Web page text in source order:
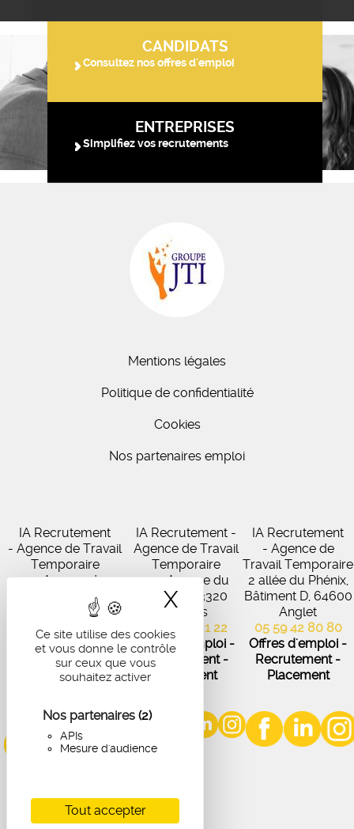
Ce site utilise des cookies
et vous donne le contrôle
sur ceux que vous
souhaitez activer
Nos partenaires (2)
APIs
Mesure d'audience
Tout accepter
X Masquer le
CANDIDATS
Consultez nos offres d'emploi
ENTREPRISES
Simplifiez vos recrutements
Mentions légales
Politique de confidentialité
Cookies
Nos partenaires emploi
IA Recrutement
- Agence de Travail
Temporaire
27 Avenue de
Virecourt, 33370
Artigues-près-
Bordeaux
05 56 67 48 57
Offres d'emploi -
Recrutement -
IA Recrutement -
Agence de Travail
Temporaire
102 Avenue du
Médoc, 33320
Eysines
05 56 45 21 22
Offres d'emploi -
Recrutement -
Placement
IA Recrutement
- Agence de
Travail Temporaire
2 allée du Phénix,
Bâtiment D, 64600
Anglet
05 59 42 80 80
Offres d'emploi -
Recrutement -
Placement